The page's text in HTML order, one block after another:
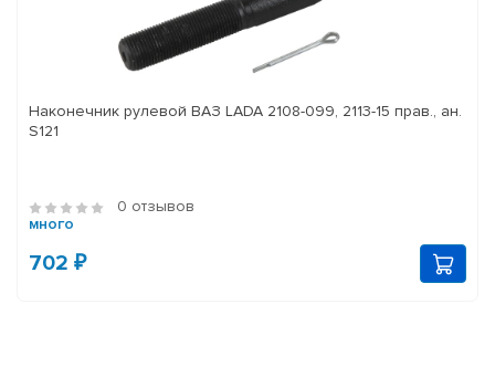
Наконечник рулевой ВАЗ LADA 2108-099, 2113-15 прав., ан.
S121
0 отзывов
много
702 ₽